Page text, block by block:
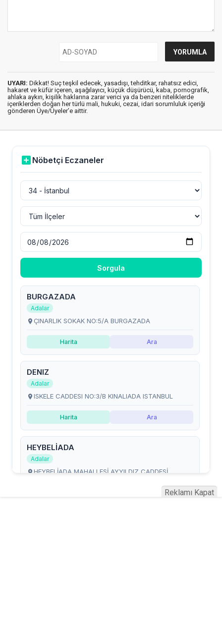
UYARI: Dikkat! Suç teşkil edecek, yasadışı, tehditkar, rahatsız edici,
hakaret ve küfür içeren, aşağılayıcı, küçük düşürücü, kaba, pornografik,
ahlaka aykırı, kişilik haklarına zarar verici ya da benzeri niteliklerde
içeriklerden doğan her türlü mali, hukuki, cezai, idari sorumluluk içeriği
gönderen Üye/Üyeler’e aittir.
Reklamı Kapat